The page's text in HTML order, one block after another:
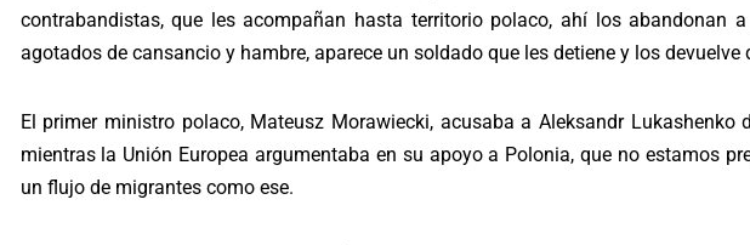
contrabandistas, que les acompañan hasta territorio polaco, ahí los abandonan
agotados de cansancio y hambre, aparece un soldado que les detiene y los devuelve
El primer ministro polaco, Mateusz Morawiecki, acusaba a Aleksandr Lukashenko
mientras la Unión Europea argumentaba en su apoyo a Polonia, que no estamos
un flujo de migrantes como ese.